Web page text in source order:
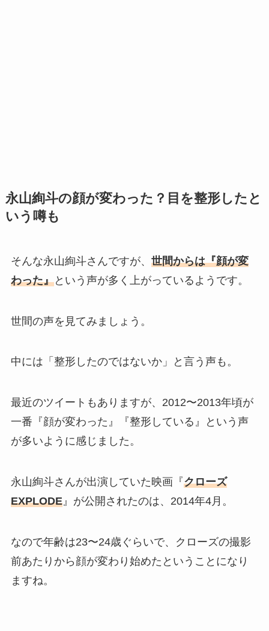
永山絢斗の顔が変わった？目を整形したと
いう噂も
そんな永山絢斗さんですが、 世間からは『顔が変
わった』という声が多く上がっているようです。
世間の声を見てみましょう。
中には「整形したのではないか」と言う声も。
最近のツイートもありますが、2012〜2013年頃が
一番『顔が変わった』『整形している』という声
が多いように感じました。
永山絢斗さんが出演していた映画『クローズ
EXPLODE』が公開されたのは、2014年4月。
なので年齢は23〜24歳ぐらいで、クローズの撮影
前あたりから顔が変わり始めたということになり
ますね。